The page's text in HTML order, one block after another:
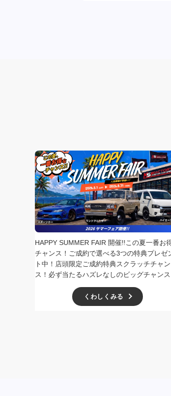
HAPPY SUMMER FAIR 開催!!この夏一番お
チャンス！ご成約で選べる3つの特典プレゼ
ト中！店頭限定ご成約特典スクラッチチャン
ス！必ず当たるハズレなしのビッグチャンス
くわしくみる